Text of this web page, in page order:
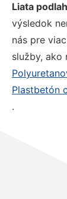
Liata
výsledok
nás pre
služby, ako
Plastbetón
.